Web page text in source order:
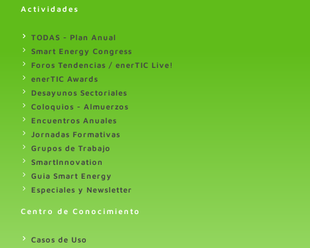
Actividades
TODAS - Plan Anual
Smart Energy Congress
Foros Tendencias / enerTIC Live!
enerTIC Awards
Desayunos Sectoriales
Coloquios - Almuerzos
Encuentros Anuales
Jornadas Formativas
Grupos de Trabajo
SmartInnovation
Guia Smart Energy
Especiales y Newsletter
Centro de Conocimiento
Casos de Uso